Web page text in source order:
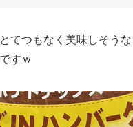
てつもなく美味しそう
すｗ